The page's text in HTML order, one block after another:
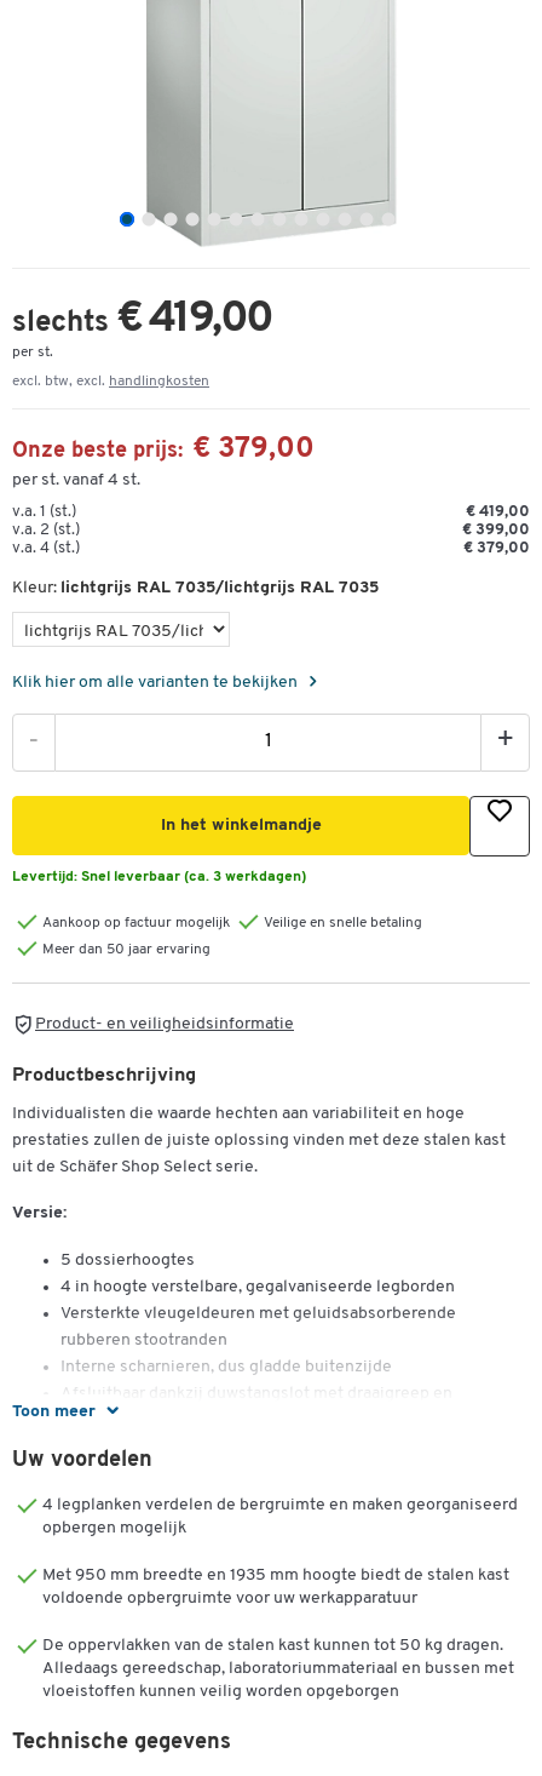
slechts € 419,00
per st.
excl. btw, excl. handlingkosten
Onze beste prijs: € 379,00
per st. vanaf 4 st.
v.a. 1 (st.)
€ 419,00
v.a. 2 (st.)
€ 399,00
v.a. 4 (st.)
€ 379,00
Kleur: lichtgrijs RAL 7035/lichtgrijs RAL 7035
Klik hier om alle varianten te bekijken
- +
In het winkelmandje
Levertijd: Snel leverbaar (ca. 3 werkdagen)
Aankoop op factuur mogelijk
Veilige en snelle betaling
Meer dan 50 jaar ervaring
Product- en veiligheidsinformatie
Toon meer
Productbeschrijving
Individualisten die waarde hechten aan variabiliteit en hoge
prestaties zullen de juiste oplossing vinden met deze stalen kast
uit de Schäfer Shop Select serie.
Versie:
5 dossierhoogtes
4 in hoogte verstelbare, gegalvaniseerde legborden
Versterkte vleugeldeuren met geluidsabsorberende
rubberen stootranden
Interne scharnieren, dus gladde buitenzijde
Afsluitbaar dankzij duwstangslot met draaigreep en
veiligheidscilinderslot, incl. 2 sleutels
Body en deuren gemaakt van duurzaam, gepoedercoat
Afmetingen: per stuk B 950 x D 500 x H 1935 mm
Gewicht: ca. 65 kg per stuk
Verdere details:
Extra legplanken optioneel verkrijgbaar, a.u.b. apart bestellen
Verkrijgbaar in verschillende kleuren voor de romp en deuren
Volledig gemonteerd geleverd
30 jaar garantie
Made in Germany
Uw voordelen
4 legplanken verdelen de bergruimte en maken georganiseerd
opbergen mogelijk
Met 950 mm breedte en 1935 mm hoogte biedt de stalen kast
voldoende opbergruimte voor uw werkapparatuur
De oppervlakken van de stalen kast kunnen tot 50 kg dragen.
Alledaags gereedschap, laboratoriummateriaal en bussen met
vloeistoffen kunnen veilig worden opgeborgen
Technische gegevens